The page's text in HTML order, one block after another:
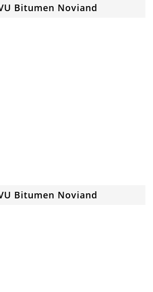
Bitumen Noviand
Bitumen Noviand